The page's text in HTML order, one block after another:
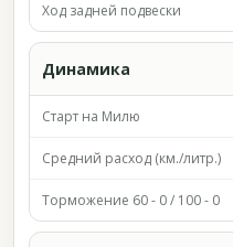
Ход задней подвески
Динамика
Старт на Милю
Средний расход (км./литр.)
Торможение 60 - 0 / 100 - 0